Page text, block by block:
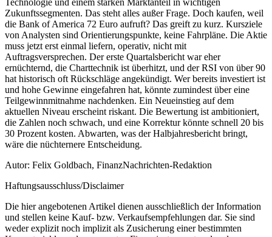
Zukunftssegmenten. Das steht alles außer Frage. Doch kaufen, weil
die Bank of America 72 Euro aufruft? Das greift zu kurz. Kursziele
von Analysten sind Orientierungspunkte, keine Fahrpläne. Die Aktie
muss jetzt erst einmal liefern, operativ, nicht mit
Auftragsversprechen. Der erste Quartalsbericht war eher
ernüchternd, die Charttechnik ist überhitzt, und der RSI von über 90
hat historisch oft Rückschläge angekündigt. Wer bereits investiert ist
und hohe Gewinne eingefahren hat, könnte zumindest über eine
Teilgewinnmitnahme nachdenken. Ein Neueinstieg auf dem
aktuellen Niveau erscheint riskant. Die Bewertung ist ambitioniert,
die Zahlen noch schwach, und eine Korrektur könnte schnell 20 bis
30 Prozent kosten. Abwarten, was der Halbjahresbericht bringt,
wäre die nüchternere Entscheidung.
Autor: Felix Goldbach, FinanzNachrichten-Redaktion
Haftungsausschluss/Disclaimer
Die hier angebotenen Artikel dienen ausschließlich der Information
und stellen keine Kauf- bzw. Verkaufsempfehlungen dar. Sie sind
weder explizit noch implizit als Zusicherung einer bestimmten